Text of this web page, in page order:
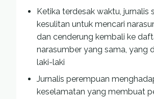
Ketika terdesak waktu, jurnalis
kesulitan untuk mencari
dan cenderung kembali ke
narasumber yang sama, yang
laki-laki
Jurnalis perempuan
keselamatan yang membuat